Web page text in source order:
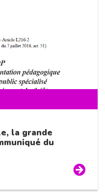
la grande
du